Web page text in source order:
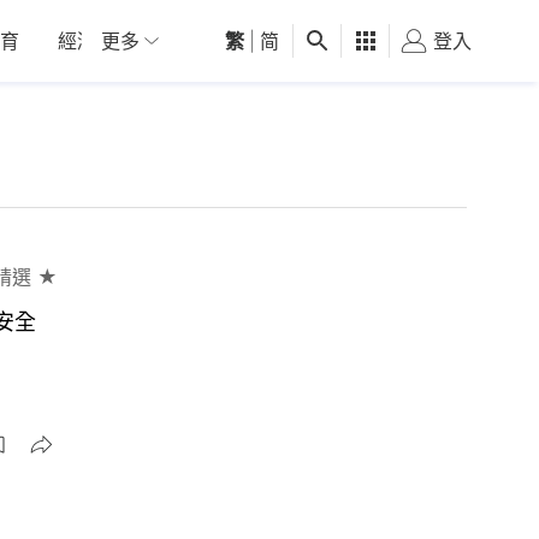
經濟 01深圳 觀點 健康 好食玩飛
更多 繁 简 登入
選 ★
全